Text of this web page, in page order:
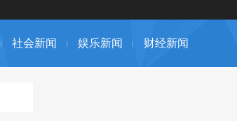
社会新闻 娱乐新闻 财经新闻